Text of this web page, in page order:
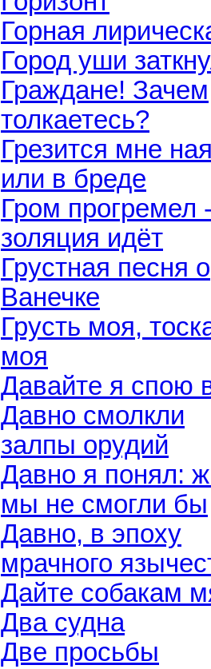
Горная
Город уши
Граждане! Зачем
толкаетесь?
Грезится мне
или в бреде
Гром прогремел
золяция идёт
Грустная песня о
Ванечке
Грусть моя,
моя
Давайте я спою
Давно смолкли
залпы орудий
Давно я понял:
мы не смогли бы
Давно, в эпоху
мрачного
Дайте собакам
Два судна
Две просьбы